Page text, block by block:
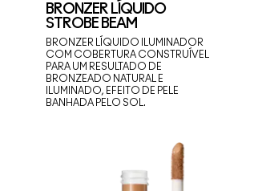
BRONZER LÍQUIDO
STROBE BEAM
BRONZER LÍQUIDO ILUMINADOR
COM COBERTURA CONSTRUÍVEL
PARA UM RESULTADO DE
BRONZEADO NATURAL E
ILUMINADO, EFEITO DE PELE
BANHADA PELO SOL.